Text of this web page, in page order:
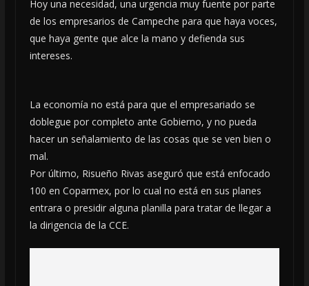
Hoy una necesidad, una urgencia muy fuente por parte
de los empresarios de Campeche para que haya voces,
que haya gente que alce la mano y defienda sus
intereses.
La economía no está para que el empresariado se
doblegue por completo ante Gobierno, y no pueda
hacer un señalamiento de las cosas que se ven bien o
mal.
Por último, Risueño Rivas aseguró que está enfocado
100 en Coparmex, por lo cual no está en sus planes
entrara o presidir alguna planilla para tratar de llegar a
la dirigencia de la CCE.